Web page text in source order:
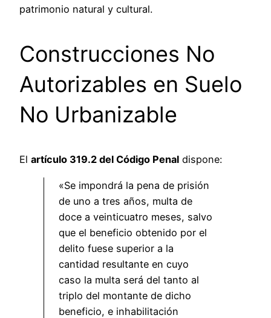
patrimonio natural y cultural.
Construcciones No
Autorizables en Suelo
No Urbanizable
El artículo 319.2 del Código Penal dispone:
«Se impondrá la pena de prisión
de uno a tres años, multa de
doce a veinticuatro meses, salvo
que el beneficio obtenido por el
delito fuese superior a la
cantidad resultante en cuyo
caso la multa será del tanto al
triplo del montante de dicho
beneficio, e inhabilitación